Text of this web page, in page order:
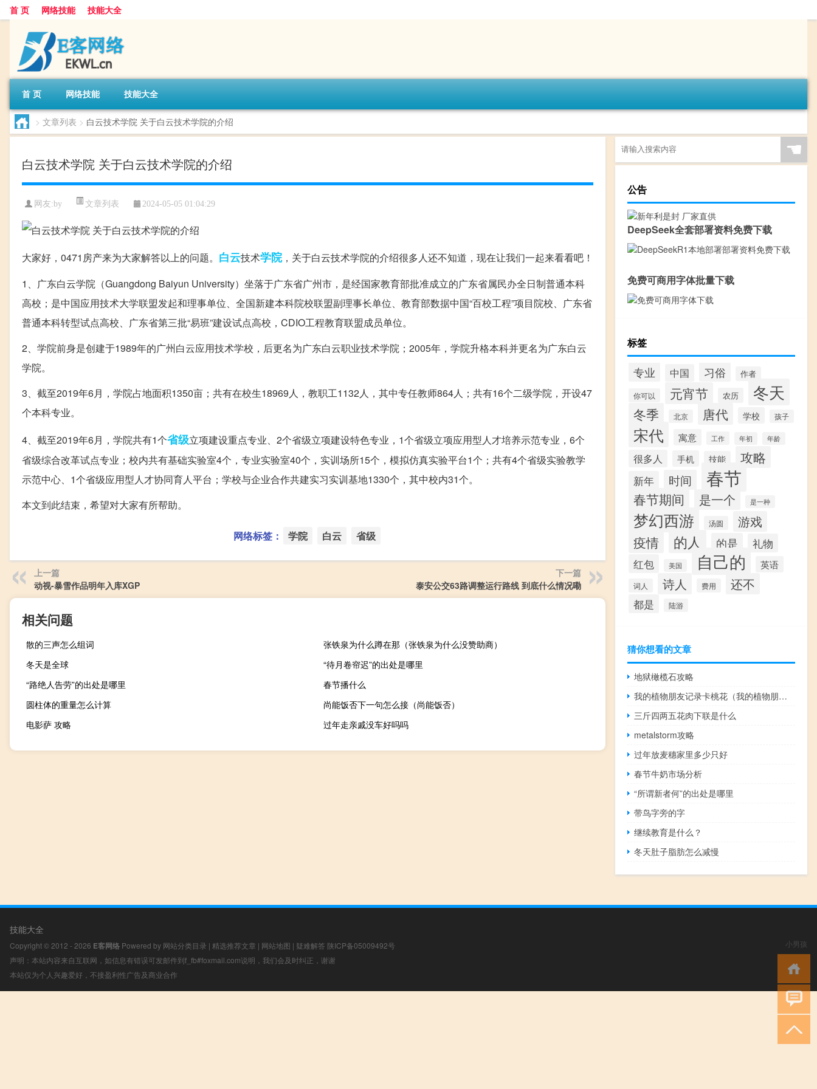
首 页 网络技能 技能大全
首 页 网络技能 技能大全
> 文章列表 > 白云技术学院 关于白云技术学院的介绍
白云技术学院 关于白云技术学院的介绍
网友:by 文章列表 2024-05-05 01:04:29
大家好，0471房产来为大家解答以上的问题。 白云技术学院，关于白云技术学院的介绍很多人还不知道，现在让我们一起来看看吧！
1、广东白云学院（Guangdong Baiyun University）坐落于广东省广州市，是经国家教育部批准成立的广东省属民办全日制普通本科
高校；是中国应用技术大学联盟发起和理事单位、全国新建本科院校联盟副理事长单位、教育部数据中国“百校工程”项目院校、广东省
普通本科转型试点高校、广东省第三批“易班”建设试点高校，CDIO工程教育联盟成员单位。
2、学院前身是创建于1989年的广州白云应用技术学校，后更名为广东白云职业技术学院；2005年，学院升格本科并更名为广东白云
学院。
3、截至2019年6月，学院占地面积1350亩；共有在校生18969人，教职工1132人，其中专任教师864人；共有16个二级学院，开设47
个本科专业。
4、截至2019年6月，学院共有1个省级立项建设重点专业、2个省级立项建设特色专业，1个省级立项应用型人才培养示范专业，6个
省级综合改革试点专业；校内共有基础实验室4个，专业实验室40个，实训场所15个，模拟仿真实验平台1个；共有4个省级实验教学
示范中心、1个省级应用型人才协同育人平台；学校与企业合作共建实习实训基地1330个，其中校内31个。
本文到此结束，希望对大家有所帮助。
网络标签： 学院 白云 省级
上一篇
动视-暴雪作品明年入库XGP
下一篇
泰安公交63路调整运行路线 到底什么情况嘞
相关问题
散的三声怎么组词
张铁泉为什么蹲在那（张铁泉为什么没赞助商）
冬天是全球
“待月卷帘迟”的出处是哪里
“路绝人告劳”的出处是哪里
春节播什么
圆柱体的重量怎么计算
尚能饭否下一句怎么接（尚能饭否）
电影萨 攻略
过年走亲戚没车好吗吗
☚
公告
DeepSeek全套部署资料免费下载
免费可商用字体批量下载
标签
专业 中国 习俗 作者
你可以 元宵节 农历 冬天
冬季 北京 唐代 学校 孩子
宋代 寓意 工作 年初 年龄
很多人 手机 技能 攻略
新年 时间 春节
春节期间 是一个 是一种
梦幻西游 汤圆 游戏
疫情 的人 的是
礼物
红包
美国 自己的 英语
词人 诗人 费用 还不
都是 陆游
猜你想看的文章
地狱橄榄石攻略
我的植物朋友记录卡桃花（我的植物朋友记录卡）
三斤四两五花肉下联是什么
metalstorm攻略
过年放麦穗家里多少只好
春节牛奶市场分析
“所谓新者何”的出处是哪里
带鸟字旁的字
继续教育是什么？
冬天肚子脂肪怎么减慢
技能大全
Copyright © 2012 - 2026 E客网络 Powered by 网站分类目录 | 精选推荐文章 | 网站地图 | 疑难解答 陕ICP备05009492号
声明：本站内容来自互联网，如信息有错误可发邮件到f_fb#foxmail.com说明，我们会及时纠正，谢谢
本站仅为个人兴趣爱好，不接盈利性广告及商业合作
小男孩